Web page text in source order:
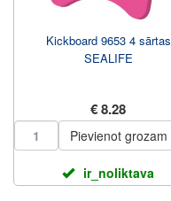
Kickboard 9653 4 sārtas
SEALIFE
€ 8.28
Pievienot grozam
ir_noliktava